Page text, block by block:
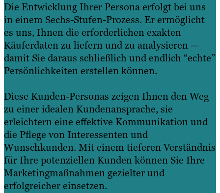
Die Entwicklung Ihrer Persona erfolgt bei uns
in einem Sechs-Stufen-Prozess. Er ermöglicht
es uns, Ihnen die erforderlichen exakten
Käuferdaten zu liefern und zu analysieren —
damit Sie daraus schließlich und endlich “echte”
Persönlichkeiten erstellen können.
Diese Kunden-Personas zeigen Ihnen den Weg
zu einer idealen Kundenansprache, sie
erleichtern eine effektive Kommunikation und
die Pflege von Interessenten und
Wunschkunden. Mit einem tieferen Verständnis
für Ihre potenziellen Kunden können Sie Ihre
Marketingmaßnahmen gezielter und
erfolgreicher einsetzen.